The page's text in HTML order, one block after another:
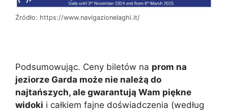
Źródło: https://www.navigazionelaghi.it/
Podsumowując. Ceny biletów na prom na
jeziorze Garda może nie należą do
najtańszych, ale gwarantują Wam piękne
widoki i całkiem fajne doświadczenia (według